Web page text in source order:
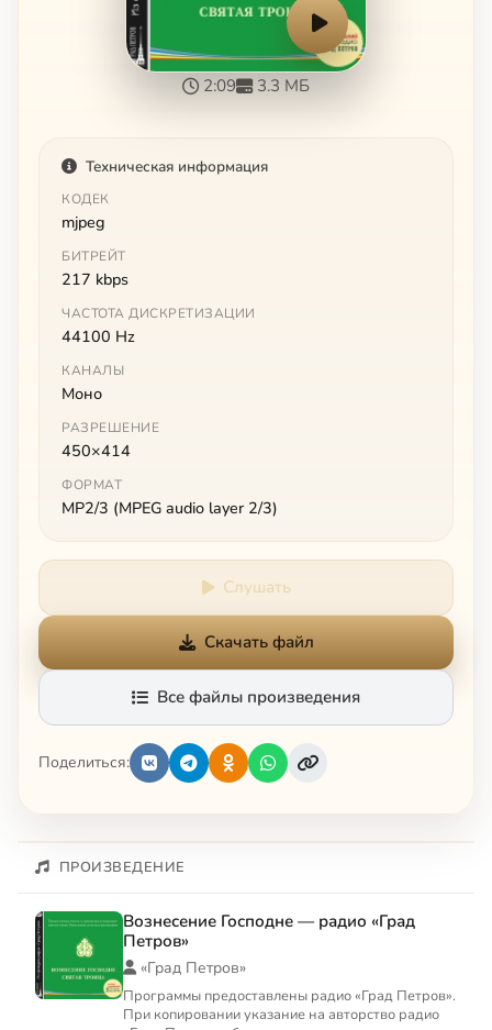
2:09 3.3 МБ
Техническая информация
КОДЕК
mjpeg
БИТРЕЙТ
217 kbps
ЧАСТОТА ДИСКРЕТИЗАЦИИ
44100 Hz
КАНАЛЫ
Моно
РАЗРЕШЕНИЕ
450×414
ФОРМАТ
MP2/3 (MPEG audio layer 2/3)
Слушать
Скачать файл
Все файлы произведения
Поделиться:
ПРОИЗВЕДЕНИЕ
Вознесение Господне — радио «Град
Петров»
«Град Петров»
Программы предоставлены радио «Град Петров».
При копировании указание на авторство радио